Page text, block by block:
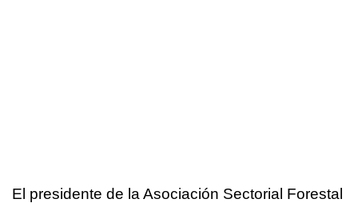
El presidente de la Asociación Sectorial Forestal